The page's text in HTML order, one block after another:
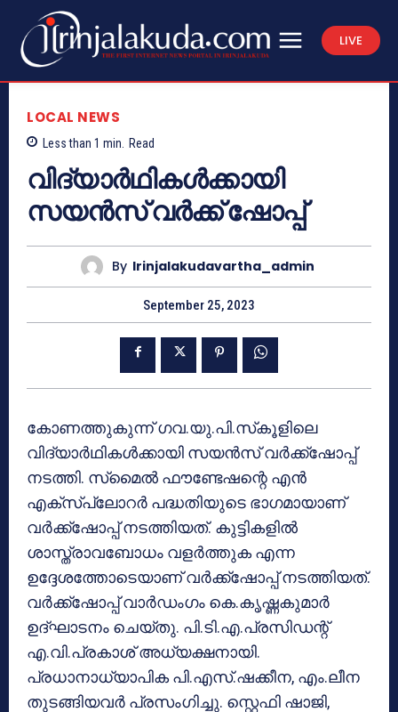
LIVE
LOCAL NEWS
Less than 1 min. Read
വിദ്യാര്‍ഥികള്‍ക്കായി
സയന്‍സ് വര്‍ക്ക് ഷോപ്പ്
By Irinjalakudavartha_admin
September 25, 2023
കോണത്തുകുന്ന് ഗവ.യു.പി.സ്‌കൂളിലെ
വിദ്യാര്‍ഥികള്‍ക്കായി സയന്‍സ് വര്‍ക്ക്‌ഷോപ്പ്
നടത്തി. സ്‌മൈല്‍ ഫൗണ്ടേഷന്റെ എന്‍
എക്‌സ്‌പ്ലോറര്‍ പദ്ധതിയുടെ ഭാഗമായാണ്
വര്‍ക്ക്‌ഷോപ്പ് നടത്തിയത്. കുട്ടികളില്‍
ശാസ്ത്രാവബോധം വളര്‍ത്തുക എന്ന
ഉദ്ദേശത്തോടെയാണ് വര്‍ക്ക്‌ഷോപ്പ് നടത്തിയത്.
വര്‍ക്ക്‌ഷോപ്പ് വാര്‍ഡംഗം കെ.കൃഷ്ണകുമാര്‍
ഉദ്ഘാടനം ചെയ്തു. പി.ടി.എ.പ്രസിഡന്റ്
എ.വി.പ്രകാശ് അധ്യക്ഷനായി.
പ്രധാനാധ്യാപിക പി.എസ്.ഷക്കീന, എം.ലീന
തുടങ്ങിയവര്‍ പ്രസംഗിച്ചു. സ്റ്റെഫി ഷാജി,